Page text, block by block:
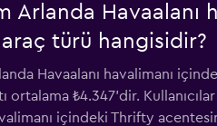
Arlanda Havaalanı
türü hangisidir?
Havaalanı havalimanı
ortalama ₺4.347'dir.
içindeki Thrifty